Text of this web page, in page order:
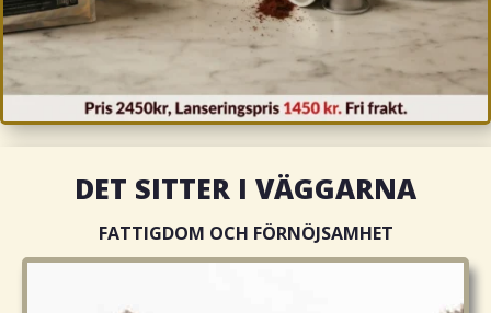
DET SITTER I VÄGGARNA
FATTIGDOM OCH FÖRNÖJSAMHET